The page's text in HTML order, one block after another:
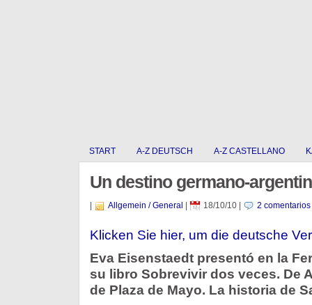
START A-Z DEUTSCH A-Z CASTELLANO
Un destino germano-
Allgemein / General 18/10/10| 2 comentarios
Klicken Sie hier, um die deutsche
Eva Eisenstaedt presentó en la
su libro Sobrevivir dos veces. De
de Plaza de Mayo. La historia de